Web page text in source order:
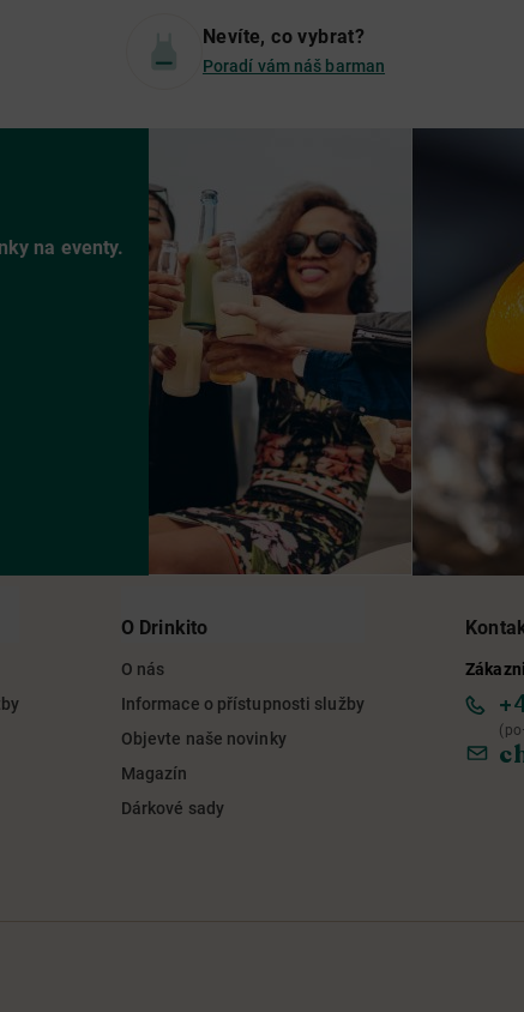
Nevíte, co vybrat?
Poradí vám náš barman
na eventy.
O Drinkito
O nás
Informace o přístupnosti služby
Objevte naše novinky
Magazín
Dárkové sady